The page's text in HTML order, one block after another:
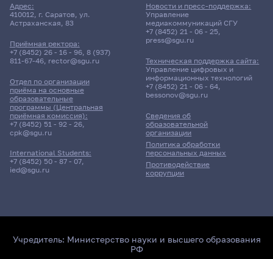
Адрес:
410012, г. Саратов, ул.
Астраханская, 83
Приёмная ректора:
+7 (8452) 26 - 16 - 96, 8 (937)
811-67-46, rector@sgu.ru
Отдел по организации
приёма на основные
образовательные
программы (Центральная
приёмная комиссия):
+7 (8452) 51 - 92 - 26,
cpk@sgu.ru
International Students:
+7 (8452) 50 - 87 - 07,
ied@sgu.ru
Сведения об
образовательной
организации
Политика обработки
персональных данных
Противодействие
коррупции
Новости и пресс-поддержка:
Управление
медиакоммуникаций СГУ
+7 (8452) 21 - 06 - 25,
press@sgu.ru
Техническая поддержка сайта:
Управление цифровых и
информационных технологий
+7 (8452) 21 - 06 - 64,
bessonov@sgu.ru
Учредитель: Министерство науки и высшего образования
РФ